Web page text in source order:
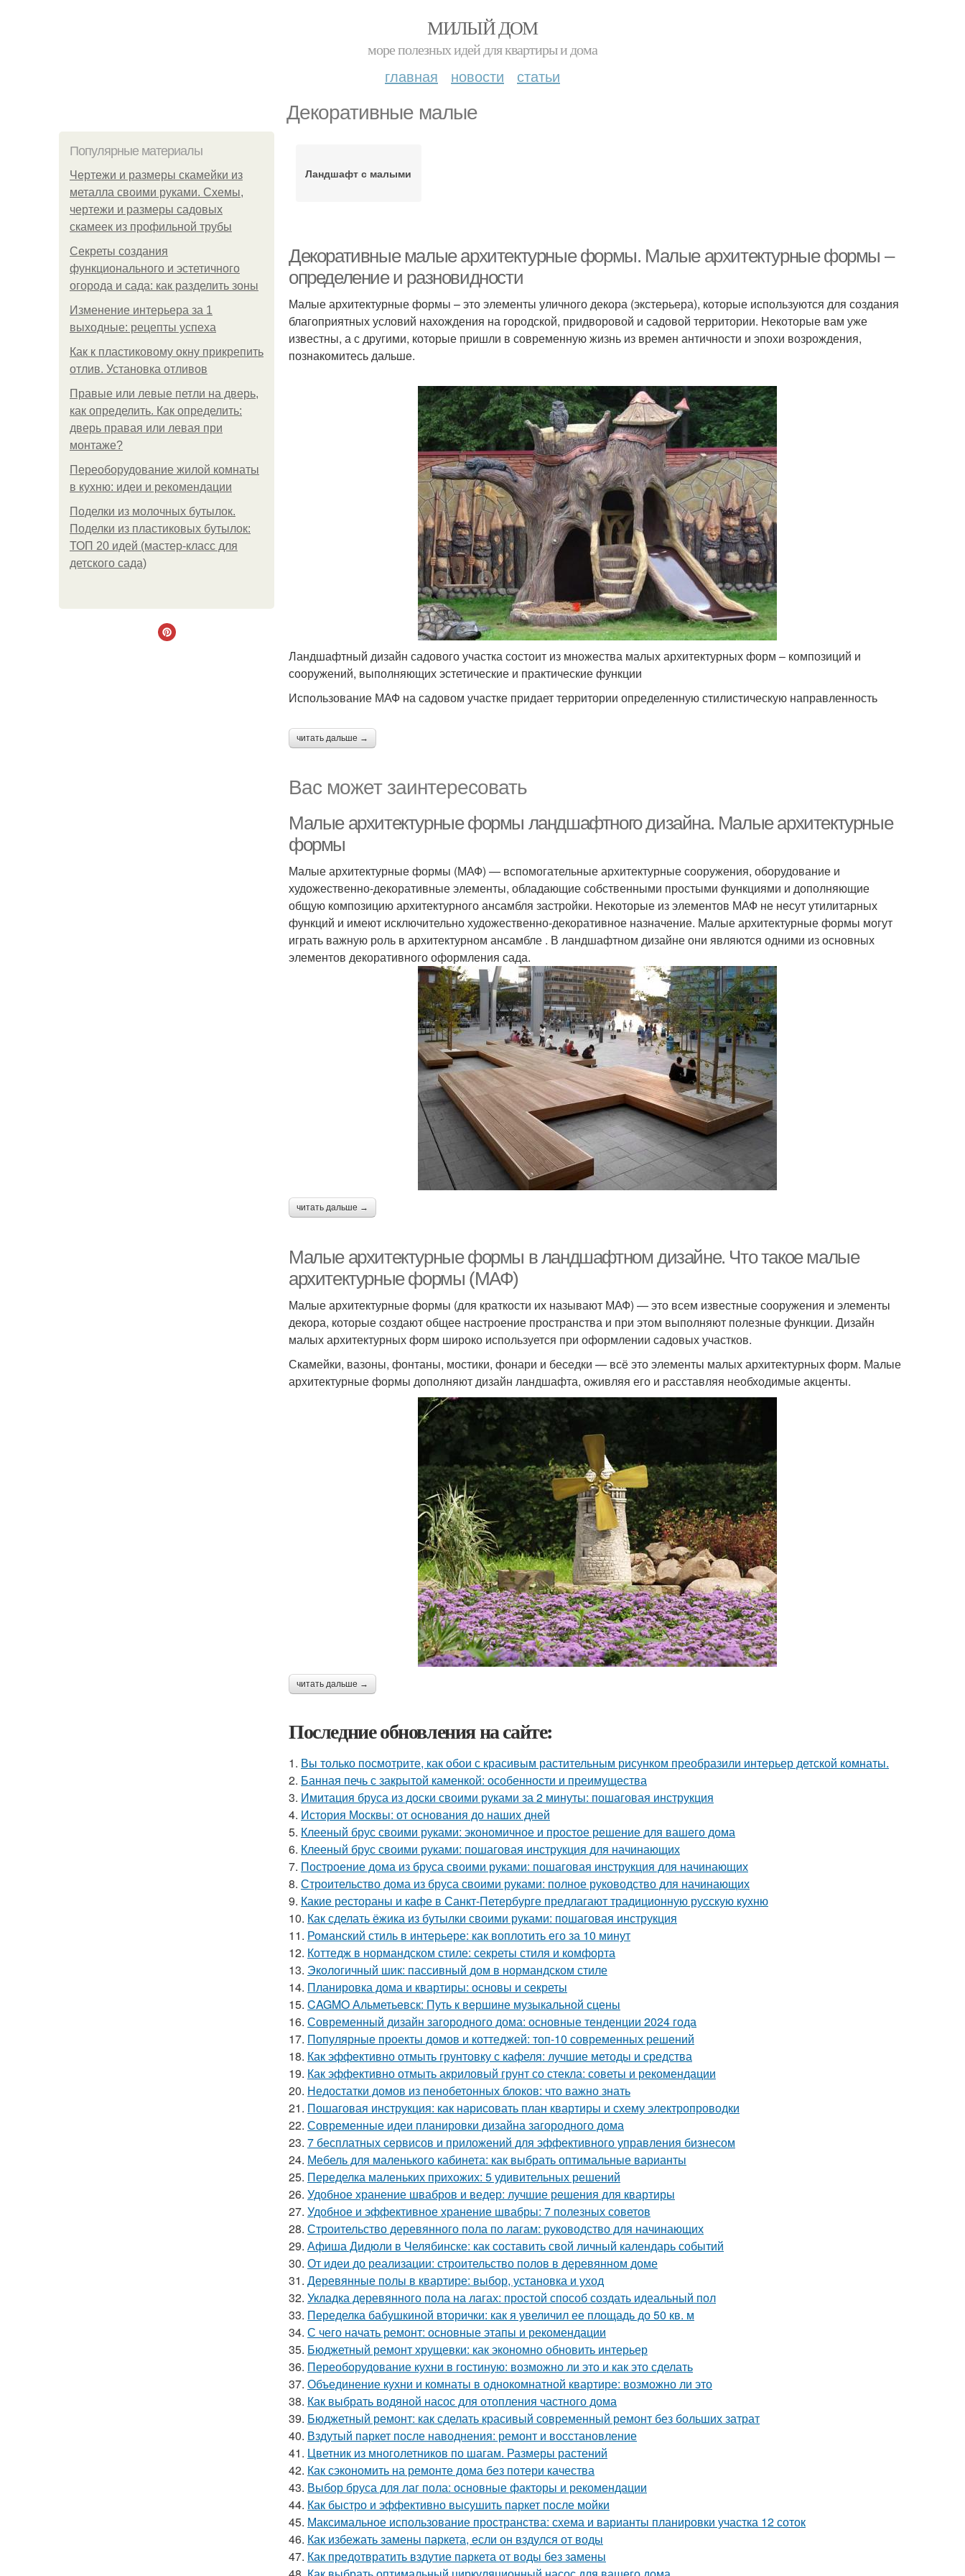
МИЛЫЙ ДОМ
море полезных идей для квартиры и дома
главная новости статьи
Декоративные малые
Популярные материалы
Чертежи и размеры скамейки из
металла своими руками. Схемы,
чертежи и размеры садовых
скамеек из профильной трубы
Секреты создания
функционального и эстетичного
огорода и сада: как разделить зоны
Изменение интерьера за 1
выходные: рецепты успеха
Как к пластиковому окну прикрепить
отлив. Установка отливов
Правые или левые петли на дверь,
как определить. Как определить:
дверь правая или левая при
монтаже?
Переоборудование жилой комнаты
в кухню: идеи и рекомендации
Поделки из молочных бутылок.
Поделки из пластиковых бутылок:
ТОП 20 идей (мастер-класс для
детского сада)
Ландшафт с малыми
Декоративные малые архитектурные формы. Малые архитектурные формы –
определение и разновидности
Малые архитектурные формы – это элементы уличного декора (экстерьера), которые используются для создания
благоприятных условий нахождения на городской, придворовой и садовой территории. Некоторые вам уже
известны, а с другими, которые пришли в современную жизнь из времен античности и эпохи возрождения,
познакомитесь дальше.
Ландшафтный дизайн садового участка состоит из множества малых архитектурных форм – композиций и
сооружений, выполняющих эстетические и практические функции
Использование МАФ на садовом участке придает территории определенную стилистическую направленность
читать дальше →
Вас может заинтересовать
Малые архитектурные формы ландшафтного дизайна. Малые архитектурные
формы
Малые архитектурные формы (МАФ) — вспомогательные архитектурные сооружения, оборудование и
художественно-декоративные элементы, обладающие собственными простыми функциями и дополняющие
общую композицию архитектурного ансамбля застройки. Некоторые из элементов МАФ не несут утилитарных
функций и имеют исключительно художественно-декоративное назначение. Малые архитектурные формы могут
играть важную роль в архитектурном ансамбле . В ландшафтном дизайне они являются одними из основных
элементов декоративного оформления сада.
читать дальше →
Малые архитектурные формы в ландшафтном дизайне. Что такое малые
архитектурные формы (МАФ)
Малые архитектурные формы (для краткости их называют МАФ) — это всем известные сооружения и элементы
декора, которые создают общее настроение пространства и при этом выполняют полезные функции. Дизайн
малых архитектурных форм широко используется при оформлении садовых участков.
Скамейки, вазоны, фонтаны, мостики, фонари и беседки — всё это элементы малых архитектурных форм. Малые
архитектурные формы дополняют дизайн ландшафта, оживляя его и расставляя необходимые акценты.
читать дальше →
Последние обновления на сайте:
1. Вы только посмотрите, как обои с красивым растительным рисунком преобразили интерьер детской комнаты.
2. Банная печь с закрытой каменкой: особенности и преимущества
3. Имитация бруса из доски своими руками за 2 минуты: пошаговая инструкция
4. История Москвы: от основания до наших дней
5. Клееный брус своими руками: экономичное и простое решение для вашего дома
6. Клееный брус своими руками: пошаговая инструкция для начинающих
7. Построение дома из бруса своими руками: пошаговая инструкция для начинающих
8. Строительство дома из бруса своими руками: полное руководство для начинающих
9. Какие рестораны и кафе в Санкт-Петербурге предлагают традиционную русскую кухню
10. Как сделать ёжика из бутылки своими руками: пошаговая инструкция
11. Романский стиль в интерьере: как воплотить его за 10 минут
12. Коттедж в нормандском стиле: секреты стиля и комфорта
13. Экологичный шик: пассивный дом в нормандском стиле
14. Планировка дома и квартиры: основы и секреты
15. CAGMO Альметьевск: Путь к вершине музыкальной сцены
16. Современный дизайн загородного дома: основные тенденции 2024 года
17. Популярные проекты домов и коттеджей: топ-10 современных решений
18. Как эффективно отмыть грунтовку с кафеля: лучшие методы и средства
19. Как эффективно отмыть акриловый грунт со стекла: советы и рекомендации
20. Недостатки домов из пенобетонных блоков: что важно знать
21. Пошаговая инструкция: как нарисовать план квартиры и схему электропроводки
22. Современные идеи планировки дизайна загородного дома
23. 7 бесплатных сервисов и приложений для эффективного управления бизнесом
24. Мебель для маленького кабинета: как выбрать оптимальные варианты
25. Переделка маленьких прихожих: 5 удивительных решений
26. Удобное хранение швабров и ведер: лучшие решения для квартиры
27. Удобное и эффективное хранение швабры: 7 полезных советов
28. Строительство деревянного пола по лагам: руководство для начинающих
29. Афиша Дидюли в Челябинске: как составить свой личный календарь событий
30. От идеи до реализации: строительство полов в деревянном доме
31. Деревянные полы в квартире: выбор, установка и уход
32. Укладка деревянного пола на лагах: простой способ создать идеальный пол
33. Переделка бабушкиной вторички: как я увеличил ее площадь до 50 кв. м
34. С чего начать ремонт: основные этапы и рекомендации
35. Бюджетный ремонт хрущевки: как экономно обновить интерьер
36. Переоборудование кухни в гостиную: возможно ли это и как это сделать
37. Объединение кухни и комнаты в однокомнатной квартире: возможно ли это
38. Как выбрать водяной насос для отопления частного дома
39. Бюджетный ремонт: как сделать красивый современный ремонт без больших затрат
40. Вздутый паркет после наводнения: ремонт и восстановление
41. Цветник из многолетников по шагам. Размеры растений
42. Как сэкономить на ремонте дома без потери качества
43. Выбор бруса для лаг пола: основные факторы и рекомендации
44. Как быстро и эффективно высушить паркет после мойки
45. Максимальное использование пространства: схема и варианты планировки участка 12 соток
46. Как избежать замены паркета, если он вздулся от воды
47. Как предотвратить вздутие паркета от воды без замены